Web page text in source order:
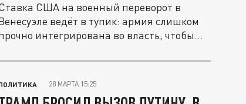
США на военный переворот в
ведёт в тупик: армия слишком
интегрирована во власть, чтобы...
28 МАРТА 15:25